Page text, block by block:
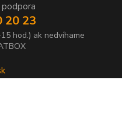
podpora
20 23
hod.) ak nedvíhame